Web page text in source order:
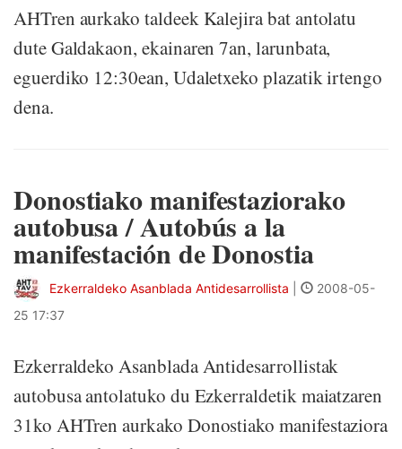
AHTren aurkako taldeek Kalejira bat antolatu
dute Galdakaon, ekainaren 7an, larunbata,
eguerdiko 12:30ean, Udaletxeko plazatik irtengo
dena.
Donostiako manifestaziorako
autobusa / Autobús a la
manifestación de Donostia
Ezkerraldeko Asanblada Antidesarrollista
2008-05-
25 17:37
Ezkerraldeko Asanblada Antidesarrollistak
autobusa antolatuko du Ezkerraldetik maiatzaren
31ko AHTren aurkako Donostiako manifestaziora